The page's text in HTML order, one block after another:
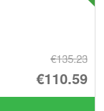
€135.23
El
€110.59
El